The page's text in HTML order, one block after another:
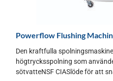
Powerflow Flushing
Den kraftfulla
högtrycksspolning som
sötvatteNSF CIASlöde för att